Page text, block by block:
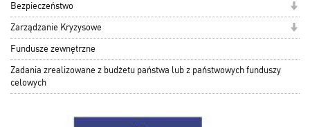
Bezpieczeństwo
Zarządzanie Kryzysowe
Fundusze zewnętrzne
Zadania zrealizowane z budżetu państwa lub z państwowych funduszy
celowych